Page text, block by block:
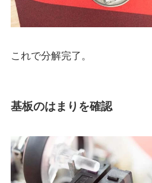
これで分解完了。
基板のはまりを確認